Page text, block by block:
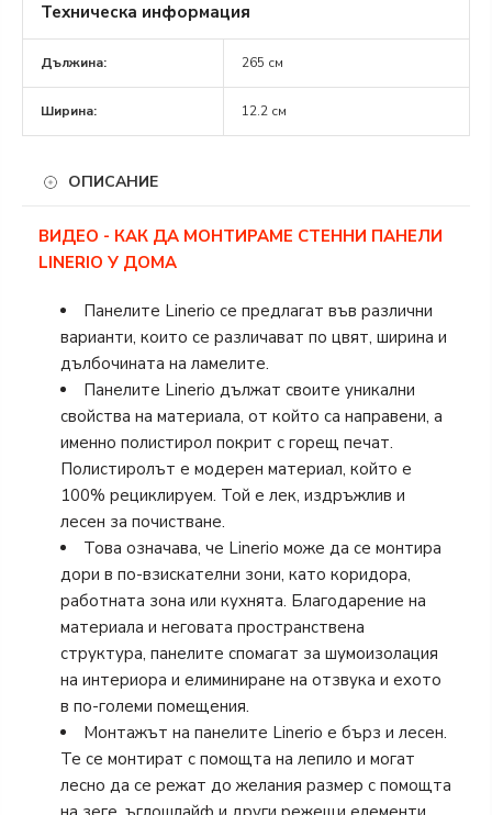
Техническа информация
Дължина: 265 см
Ширина: 12.2 см
ОПИСАНИЕ
ВИДЕО - КАК ДА МОНТИРАМЕ СТЕННИ ПАНЕЛИ
LINERIO У ДОМА
Панелите Linerio се предлагат във различни
варианти, които се различават по цвят, ширина и
дълбочината на ламелите.
Панелите Linerio дължат своите уникални
свойства на материала, от който са направени, а
именно полистирол покрит с горещ печат.
Полистиролът е модерен материал, който е
100% рециклируем. Той е лек, издръжлив и
лесен за почистване.
Това означава, че Linerio може да се монтира
дори в по-взискателни зони, като коридора,
работната зона или кухнята. Благодарение на
материала и неговата пространствена
структура, панелите спомагат за шумоизолация
на интериора и елиминиране на отзвука и ехото
в по-големи помещения.
Монтажът на панелите Linerio е бърз и лесен.
Те се монтират с помощта на лепило и могат
лесно да се режат до желания размер с помощта